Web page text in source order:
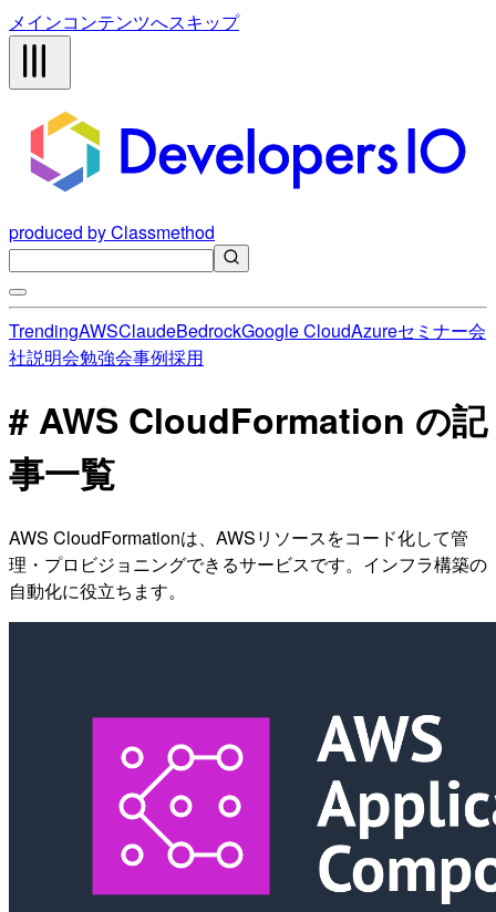
メインコンテンツへスキップ
produced by Classmethod
TrendingAWSClaudeBedrockGoogle CloudAzureセミナー会
社説明会勉強会事例採用
# AWS CloudFormation の記
事一覧
AWS CloudFormationは、AWSリソースをコード化して管
理・プロビジョニングできるサービスです。インフラ構築の
自動化に役立ちます。